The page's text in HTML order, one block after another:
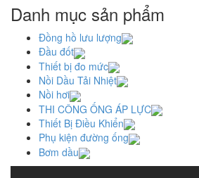
Danh mục sản phẩm
Đồng hồ lưu lượng
Đầu đốt
Thiết bị đo mức
Nồi Dầu Tải Nhiệt
Nồi hơi
THI CÔNG ỐNG ÁP LỰC
Thiết Bị Điều Khiển
Phụ kiện đường ống
Bơm dầu